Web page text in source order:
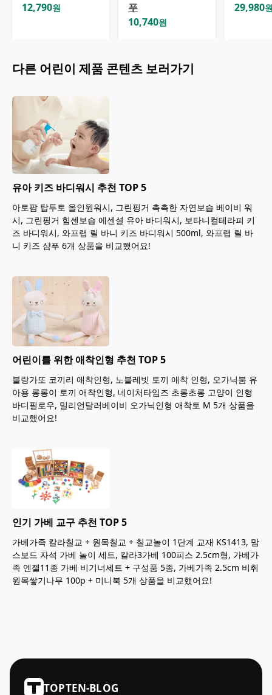
12,790원
푸
10,740원
29,980
다른 어린이 제품 콘텐츠 보러가기
유아 키즈 바디워시 추천 TOP 5
아토팜 탑투토 올인원워시, 그린핑거 촉촉한 자연보습 베이비 워
시, 그린핑거 힘센보습 에센셜 유아 바디워시, 보타니컬테라피 키
즈 바디워시, 와프랩 릴 바니 키즈 바디워시 500ml, 와프랩 릴 바
니 키즈 샴푸 6개 상품을 비교했어요!
어린이를 위한 애착인형 추천 TOP 5
블랑가또 코끼리 애착인형, 노블레빗 토끼 애착 인형, 오가닉붐 유
아용 롱롱이 토끼 애착인형, 네이처타임즈 초롱초롱 고양이 인형
바디필로우, 밀리언달러베이비 오가닉인형 애착토 M 5개 상품을
비교했어요!
인기 가베 교구 추천 TOP 5
가베가족 칼라칠교 + 원목칠교 + 칠교놀이 1단계 교재 KS1413, 맘
스보드 자석 가베 놀이 세트, 칼라3가베 100피스 2.5cm형, 가베가
족 엔젤11종 가베 비기너세트 + 구성품 5종, 가베가족 2.5cm 비취
원목쌓기나무 100p + 미니북 5개 상품을 비교했어요!
TOPTEN-BLOG